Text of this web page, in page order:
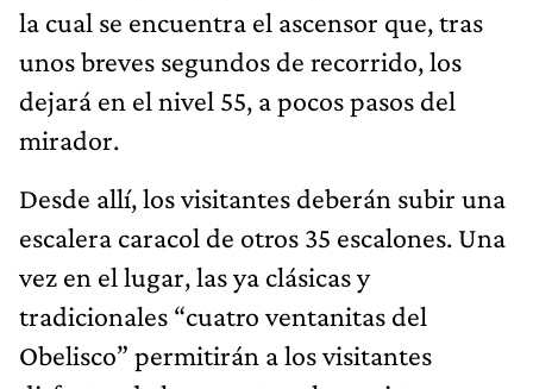
la cual se encuentra el ascensor que, tras
unos breves segundos de recorrido, los
dejará en el nivel 55, a pocos pasos del
mirador.
Desde allí, los visitantes deberán subir una
escalera caracol de otros 35 escalones. Una
vez en el lugar, las ya clásicas y
tradicionales “cuatro ventanitas del
Obelisco” permitirán a los visitantes